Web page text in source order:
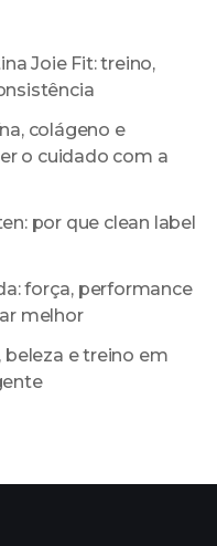
Joie Fit: treino,
colágeno e
o cuidado com a
por que clean label
força, performance
melhor
beleza e treino em